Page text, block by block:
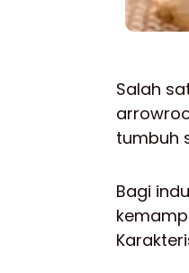
Salah
tumbuh
Bagi